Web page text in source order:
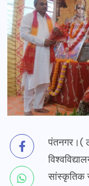
पंतनगर।(
सांस्कृतिक